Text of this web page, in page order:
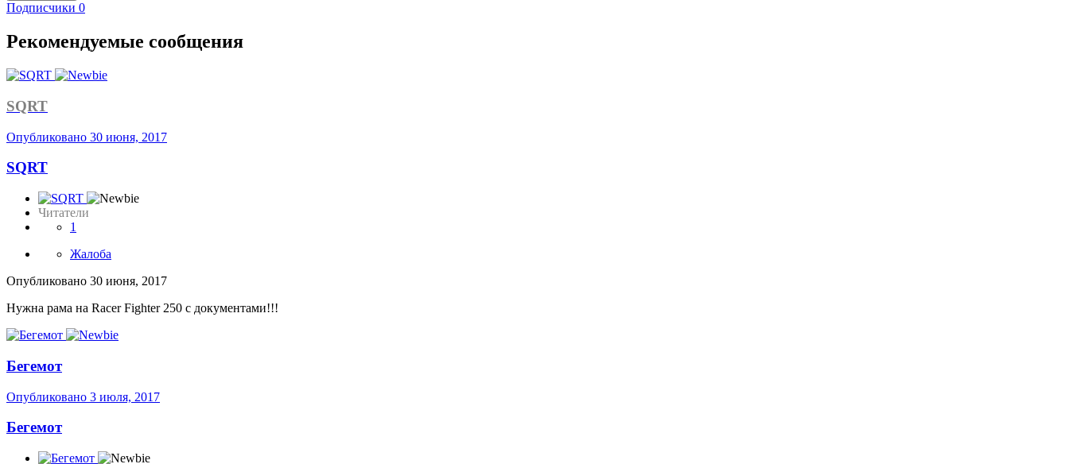
Подписчики 0
Рекомендуемые сообщения
SQRT
Опубликовано 30 июня, 2017
SQRT
Читатели
1
Жалоба
Опубликовано 30 июня, 2017
Нужна рама на Racer Fighter 250 с документами!!!
Бегемот
Опубликовано 3 июля, 2017
Бегемот